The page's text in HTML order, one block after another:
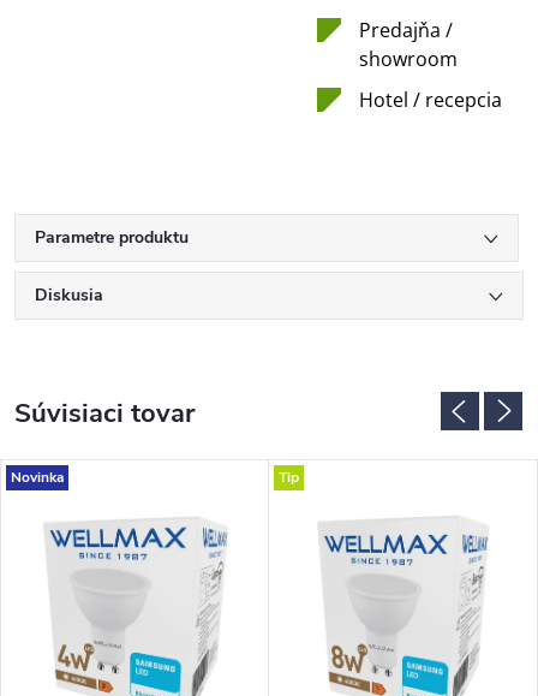
Predajňa /
showroom
Hotel / recepcia
Parametre produktu
Diskusia
Súvisiaci tovar
Novinka Tip